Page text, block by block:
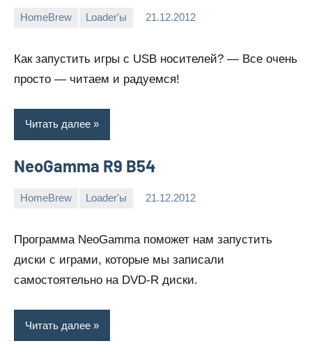
HomeBrew Loader'ы 21.12.2012
Как запустить игры с USB носителей? — Все очень
просто — читаем и радуемся!
Читать далее
NeoGamma R9 B54
HomeBrew Loader'ы 21.12.2012
Программа NeoGamma поможет нам запустить
диски с играми, которые мы записали
самостоятельно на DVD-R диски.
Читать далее